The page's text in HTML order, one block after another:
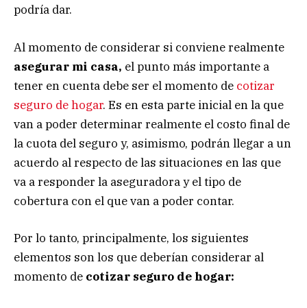
podría dar.
Al momento de considerar si conviene realmente
asegurar mi casa, el punto más importante a
tener en cuenta debe ser el momento de cotizar
seguro de hogar. Es en esta parte inicial en la que
van a poder determinar realmente el costo final de
la cuota del seguro y, asimismo, podrán llegar a un
acuerdo al respecto de las situaciones en las que
va a responder la aseguradora y el tipo de
cobertura con el que van a poder contar.
Por lo tanto, principalmente, los siguientes
elementos son los que deberían considerar al
momento de cotizar seguro de hogar: